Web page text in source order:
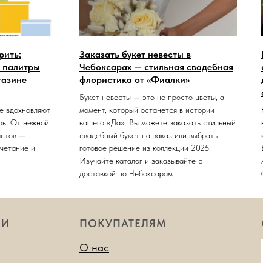
палитры
вдохновляют
От нежной
—
и
Заказать букет невесты в
Чебоксарах — стильная свадебная
флористика от «Фиалки»
Букет невесты — это не просто цветы, а
момент, который останется в истории
вашего «Да». Вы можете заказать стильный
свадебный букет на заказ или выбрать
готовое решение из коллекции 2026.
Изучайте каталог и заказывайте с
доставкой по Чебоксарам.
ПОКУПАТЕЛЯМ
О нас